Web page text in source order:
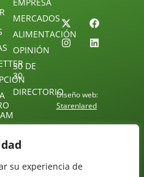
su experiencia de
MERCADOS
ALIMENTACIÓN
OPINIÓN
30 DE
30
DIRECTORIODiseño web:
Starenlared